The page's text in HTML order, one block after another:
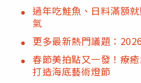
過年吃鮭魚、日料滿額
氣
更多最新熱門議題：
春節美拍點又一發！療
打造海底藝術燈節